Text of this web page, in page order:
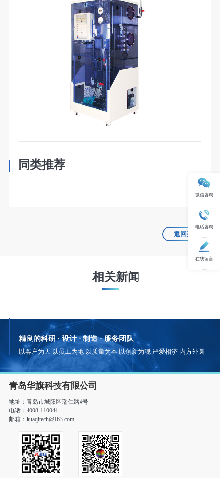
同类推荐
返回列表
青岛华旗科技有限公司
地址：青岛市城阳区瑞仁路4号
电话：4008-110044
邮箱：huaqitech@163.com
微信咨询
电话咨询
在线留言